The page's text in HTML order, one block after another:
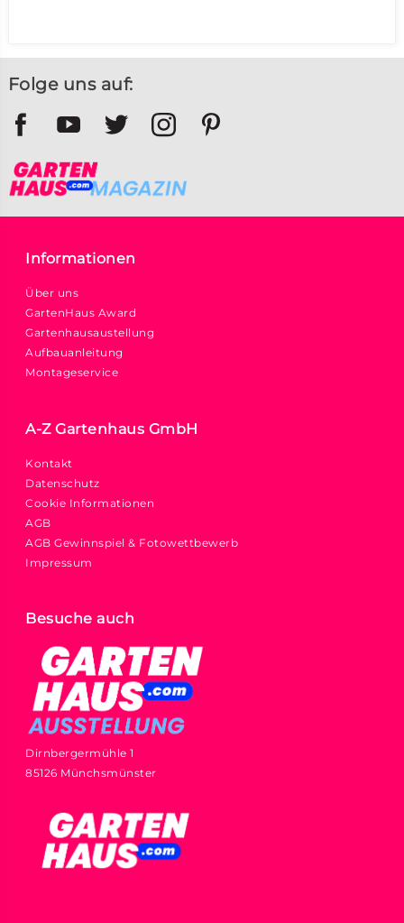
Folge uns auf:
Informationen
Über uns
GartenHaus Award
Gartenhausaustellung
Aufbauanleitung
Montageservice
A-Z Gartenhaus GmbH
Kontakt
Datenschutz
Cookie Informationen
AGB
AGB Gewinnspiel & Fotowettbewerb
Impressum
Besuche auch
Dirnbergermühle 1
85126 Münchsmünster